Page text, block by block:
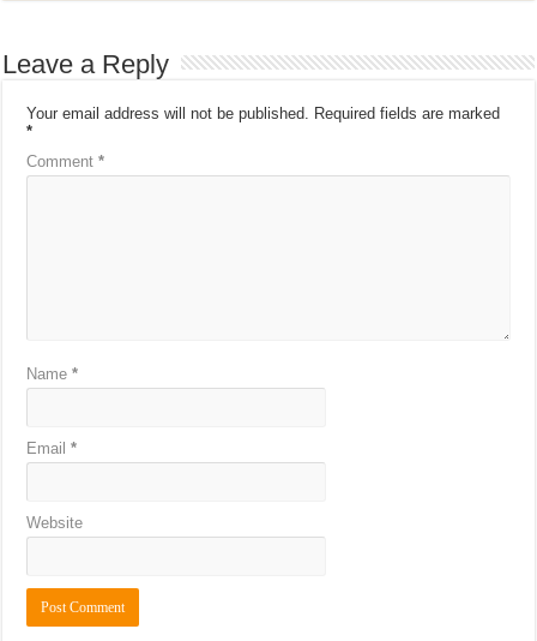
Leave a Reply
Your email address will not be published. Required fields are marked
*
Comment*
Name*
Email*
Website